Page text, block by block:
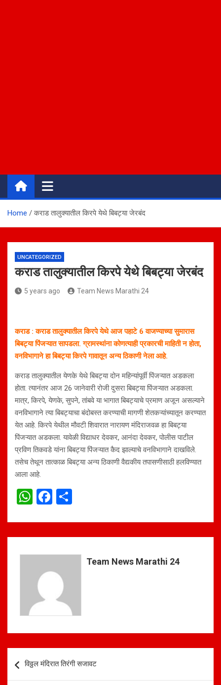
Home कराड तालुक्यातील किरपे येथे बिबट्या जेरबंद
UNCATEGORIZED
कराड तालुक्यातील किरपे येथे बिबट्या जेरबंद
5 years ago Team News Marathi 24
कराड : कराड तालुक्यातील किरपे येथे आज पहाटे 6 वाजण्याच्या सुमारास
बिबट्या पिंजऱ्यात सापडला. ग्रामस्थांना कोणत्याही प्रकारची माहिती न होता,
वनविभागाने हा बिबट्या किरपे गावातून अन्य ठिकाणी नेला आहे.
कराड तालुक्यातील येणके येथे बिबट्या दोन महिन्यांपूर्वी पिंजऱ्यात अडकला
होता. त्यानंतर आज 26 जानेवारी रोजी दुसरा बिबट्या पिंजऱ्यात अडकला.
मात्र, किरपे, येणके, सुपने, तांबवे या भागात बिबट्याचे प्रमाण अजून असल्याने
वनविभागाने त्या बिबट्याचा बंदोबस्त करण्याची मागणी शेतकऱ्यांच्यातून करण्यात
येत आहे. किरपे येथील मौवटी शिवारात नारायण मंदिराजवळ हा बिबट्या
पिंजऱ्यात अडकला. यावेळी विद्याधर देवकर, आनंदा देवकर, पोलीस पाटील
प्रविण तिकवडे यांना बिबट्या पिंजऱ्यात कैद झाल्याचे वनविभागाने दाखविले.
तसेच तेथून तात्काळ बिबट्या अन्य ठिकाणी वैद्यकीय तपासणीसाठी हलविण्यात
आला आहे.
W
at
A
p
p
F
ce
o
o
k
ar
Team News Marathi 24
navigation
विठ्ठल मंदिरात तिरंगी सजावट